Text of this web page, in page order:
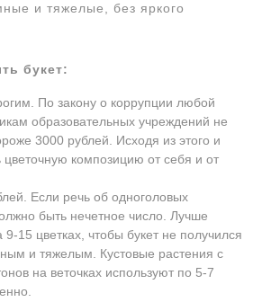
и тяжелые, без яркого
букет:
По закону о коррупции любой
образовательных учреждений не
3000 рублей. Исходя из этого и
цветочную композицию от себя и от
Если речь об одноголовых
быть нечетное число. Лучше
9-15 цветках, чтобы букет не получился
и тяжелым. Кустовые растения с
на веточках используют по 5-7